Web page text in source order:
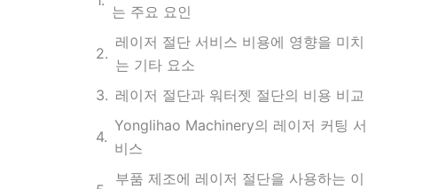
는 주요 요인
레이저 절단 서비스 비용에 영향을 미치
는 기타 요소
레이저 절단과 워터젯 절단의 비용 비교
Yonglihao Machinery의 레이저 커팅 서
비스
부품 제조에 레이저 절단을 사용하는 이